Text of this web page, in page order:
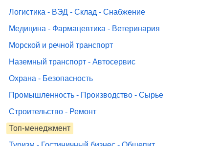
Логистика - ВЭД - Склад - Снабжение
Медицина - Фармацевтика - Ветеринария
Морской и речной транспорт
Наземный транспорт - Автосервис
Охрана - Безопасность
Промышленность - Производство - Сырье
Строительство - Ремонт
Топ-менеджмент